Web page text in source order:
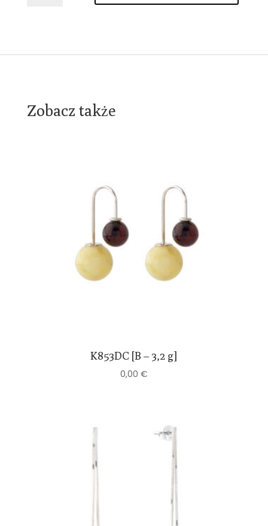
Zobacz także
K853DC [B – 3,2 g]
0,00 €